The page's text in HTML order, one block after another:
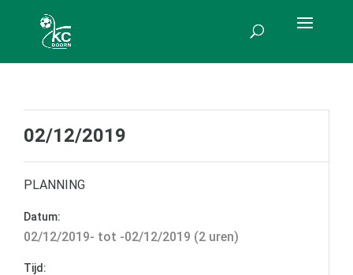
02/12/2019
PLANNING
Datum:
02/12/2019- tot -02/12/2019 (2 uren)
Tijd: